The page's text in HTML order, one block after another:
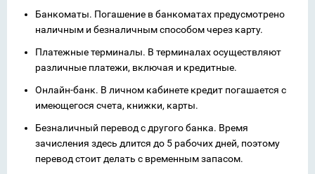
Банкоматы. Погашение в банкоматах предусмотрено
наличным и безналичным способом через карту.
Платежные терминалы. В терминалах осуществляют
различные платежи, включая и кредитные.
Онлайн-банк. В личном кабинете кредит погашается с
имеющегося счета, книжки, карты.
Безналичный перевод с другого банка. Время
зачисления здесь длится до 5 рабочих дней, поэтому
перевод стоит делать с временным запасом.